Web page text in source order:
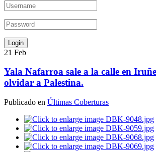
21 Feb
Yala Nafarroa sale a la calle en
olvidar a Palestina.
Publicado en Últimas Coberturas